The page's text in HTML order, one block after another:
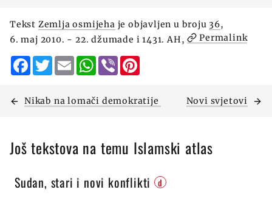
Tekst Zemlja osmijeha je objavljen u broju 36,
6. maj 2010. - 22. džumade i 1431. AH,
Permalink
Facebook
TwitterEmailWhatsApp
Viber
Nikab na lomači demokratije Novi svjetovi
Još tekstova na temu Islamski atlas
Sudan, stari i novi konflikti d